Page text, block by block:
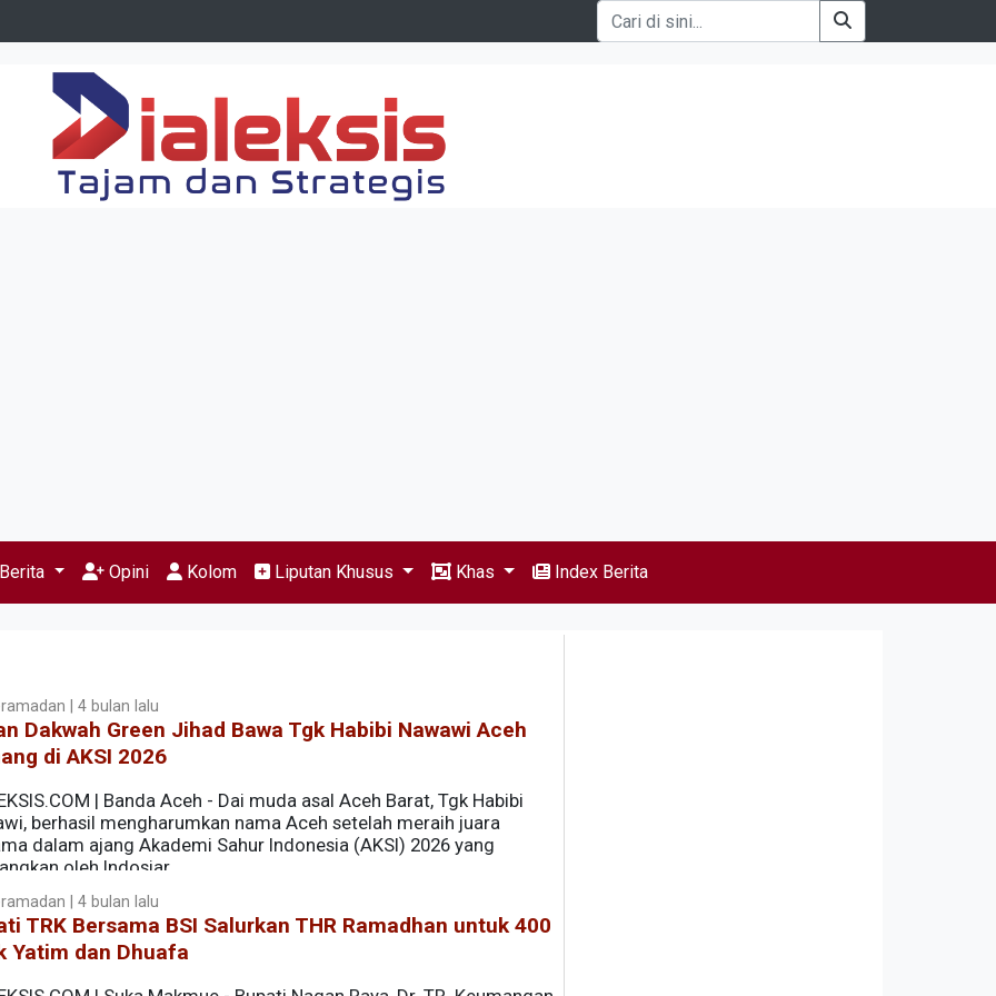
Berita Opini Kolom Liputan Khusus Khas Index Berita
| 4 bulan lalu
Dakwah Green Jihad Bawa Tgk Habibi Nawawi Aceh
di AKSI 2026
| Banda Aceh - Dai muda asal Aceh Barat, Tgk Habibi
berhasil mengharumkan nama Aceh setelah meraih juara
dalam ajang Akademi Sahur Indonesia (AKSI) 2026 yang
oleh Indosiar.
Final yang berlangsung Kamis malam (19/3/2026) setelah
terbaik dari berbagai daerah di Indonesia.
| 4 bulan lalu
TRK Bersama BSI Salurkan THR Ramadhan untuk 400
Yatim dan Dhuafa